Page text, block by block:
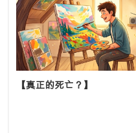
【真正的死亡？】